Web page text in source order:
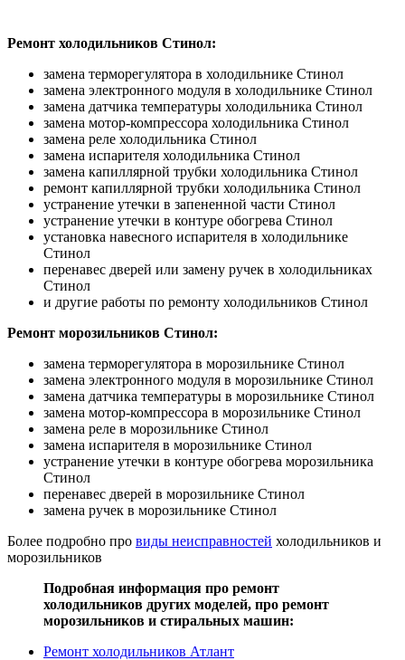
Ремонт холодильников Стинол:
замена терморегулятора в холодильнике Стинол
замена электронного модуля в холодильнике Стинол
замена датчика температуры холодильника Стинол
замена мотор-компрессора холодильника Стинол
замена реле холодильника Стинол
замена испарителя холодильника Стинол
замена капиллярной трубки холодильника Стинол
ремонт капиллярной трубки холодильника Стинол
устранение утечки в запененной части Стинол
устранение утечки в контуре обогрева Стинол
установка навесного испарителя в холодильнике
Стинол
перенавес дверей или замену ручек в холодильниках
Стинол
и другие работы по ремонту холодильников Стинол
Ремонт морозильников Стинол:
замена терморегулятора в морозильнике Стинол
замена электронного модуля в морозильнике Стинол
замена датчика температуры в морозильнике Стинол
замена мотор-компрессора в морозильнике Стинол
замена реле в морозильнике Стинол
замена испарителя в морозильнике Стинол
устранение утечки в контуре обогрева морозильника
Стинол
перенавес дверей в морозильнике Стинол
замена ручек в морозильнике Стинол
Более подробно про виды неисправностей холодильников и
морозильников
Подробная информация про ремонт
холодильников других моделей, про ремонт
морозильников и стиральных машин:
Ремонт холодильников Атлант